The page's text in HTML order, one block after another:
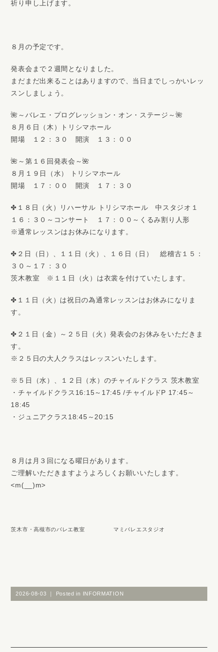
祈り申し上げます。
８月の予定です。
発表会まで２週間となりました。
まだまだ出来ることはありますので、当日までしっかいレッ
スンしましょう。
🌺～バレエ・プログレッション・オン・ステージ～🌺
８月６日（木）トリシマホール
開場 １２：３０ 開演 １３：００
🌺～第１６回発表会～🌺
８月１９日（水） トリシマホール
開場 １７：００ 開演 １７：３０
✤１８日（火）リハーサル トリシマホール 中スタジオ１
１６：３０～コンサート １７：００～くるみ割り人形
※通常レッスンはお休みになります。
✤２日（日）、１１日（火）、１６日（日） 総稽古１５：
３０～１７：３０
茨木教室 ※１１日（火）は衣裳を付けていたします。
✤１１日（火）は祝日の為通常レッスンはお休みになりま
す。
✤２１日（金）～２５日（火）発表会のお休みをいただきま
す。
※２５日の大人クラスはレッスンいたします。
※５日（水）、１２日（水）のチャイルドクラス 茨木教室
・チャイルドクラス16:15～17:45 /チャイルドP 17:45～
18:45
・ジュニアクラス18:45～20:15
８月は月３回になる曜日があります。
ご理解いただきますようよろしくお願いいたします。
<m(__)m>
茨木市・高槻市のバレエ教室 マミバレエスタジオ
2026-08-03 ｜ Posted in INFORMATION